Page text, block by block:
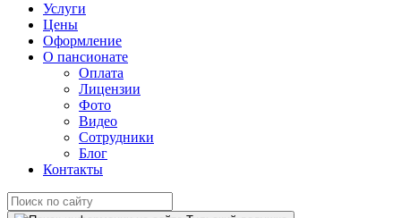
Услуги
Цены
Оформление
О пансионате
Оплата
Лицензии
Фото
Видео
Сотрудники
Блог
Контакты